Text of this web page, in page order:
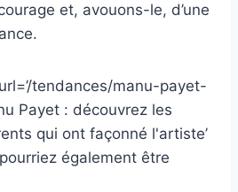
et, avouons-le, d’une
tendances/manu-payet-
Payet : découvrez les
qui ont façonné l'artiste’
également être